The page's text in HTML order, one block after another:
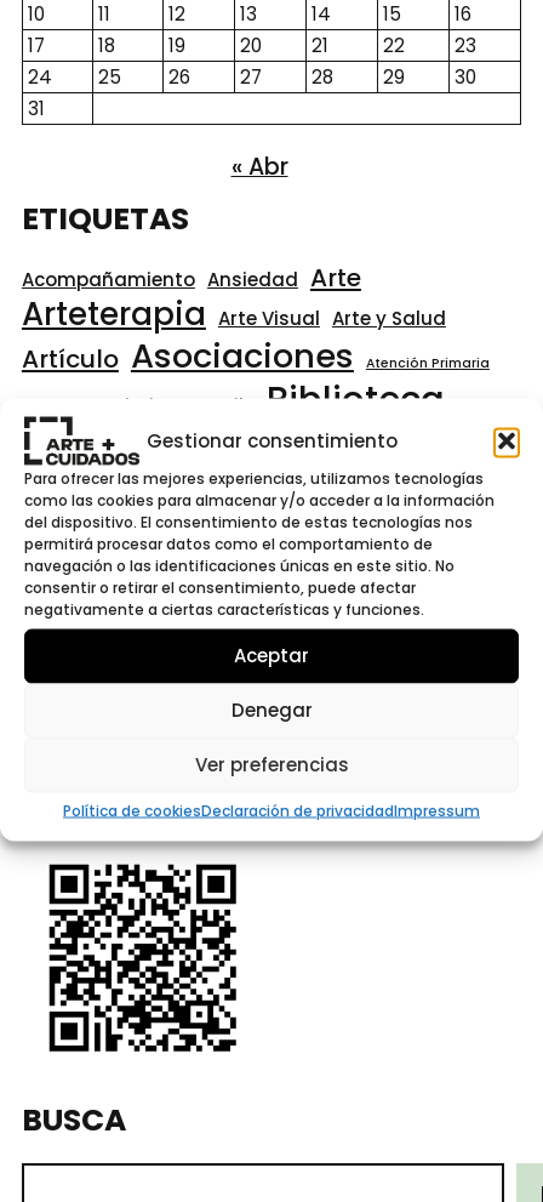
Gestionar consentimiento
Para ofrecer las mejores experiencias, utilizamos tecnologías
como las cookies para almacenar y/o acceder a la información
del dispositivo. El consentimiento de estas tecnologías nos
permitirá procesar datos como el comportamiento de
navegación o las identificaciones únicas en este sitio. No
consentir o retirar el consentimiento, puede afectar
negativamente a ciertas características y funciones.
Aceptar
Denegar
Ver preferencias
Política de cookiesDeclaración de privacidadImpressum
10
11 12 13 14 15
16
17
18 19 20 21 22
23
24
25 26 27 28 29
30
31
« Abr
ETIQUETAS
Acompañamiento Ansiedad Arte
Arteterapia Arte Visual Arte y Salud
Artículo Asociaciones Atención Primaria
Autoconocimiento Baile Biblioteca
Bienestar Bienestar Emocional Centros
Comunitaria Comunitario Creatividad
Cultural Depresión Deterioro Cognitivo Espacios
Estado de Ánimo Evidencia Grafiti
Hospitalización
Ictus Inclusion Inclusión Lectura Libros
Mediación artística Memoria Proceso Creativo
Psicoterapia Recuperación
SinTabúes
Terapia
CONTACTA
BUSCA